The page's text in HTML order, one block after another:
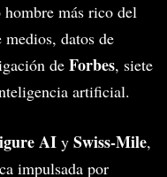
más rico del
datos de
de Forbes, siete
artificial.
AI y Swiss-Mile,
impulsada por